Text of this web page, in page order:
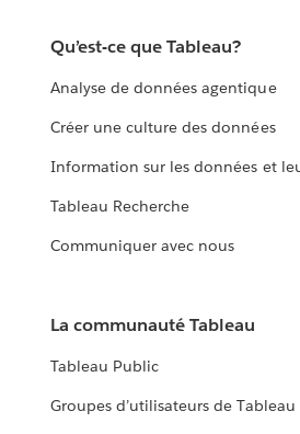
Qu’est-ce que Tableau?
Analyse de données agentique
Créer une culture des données
Information sur les données et
Tableau Recherche
Communiquer avec nous
La communauté Tableau
Tableau Public
Groupes d’utilisateurs de Tableau